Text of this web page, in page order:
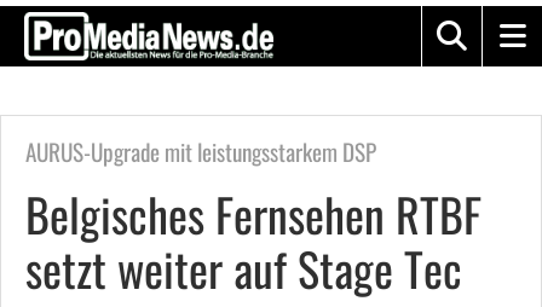
AURUS-Upgrade mit leistungsstarkem DSP
Belgisches Fernsehen RTBF
setzt weiter auf Stage Tec